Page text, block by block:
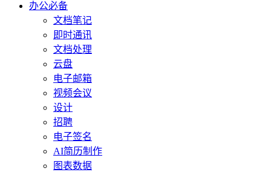
办公必备
文档笔记
即时通讯
文档处理
云盘
电子邮箱
视频会议
设计
招聘
电子签名
AI简历制作
图表数据